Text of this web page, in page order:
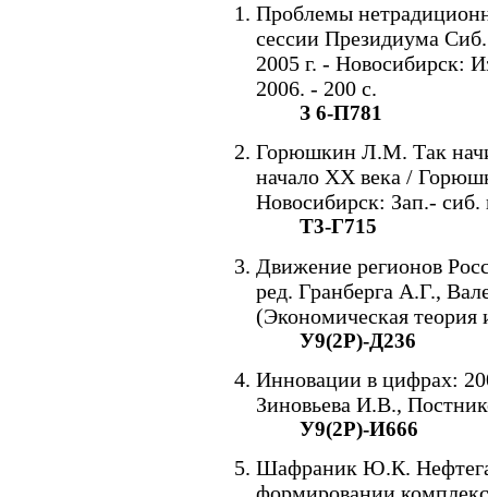
Проблемы
сессии Президиума
2005 г. - Новосибирск:
2006. - 200 с.
З 6-П781
Горюшкин Л.М. Так
начало XX века /
Новосибирск: Зап.- сиб.
Т3-Г715
Движение регионов
ред. Гранберга А.Г.,
(Экономическая теория
У9(2Р)-Д236
Инновации в цифрах:
Зиновьева И.В.,
У9(2Р)-И666
Шафраник Ю.К.